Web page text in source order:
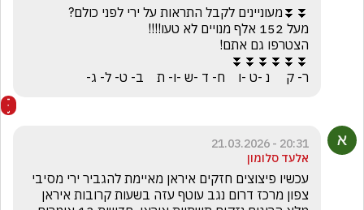
ר- ק     נ -ט -ו    ח- ד -ש -ו- ת    ב- ט- ל- ג-
20:31 - 21.03.2026
אלעד סלומון